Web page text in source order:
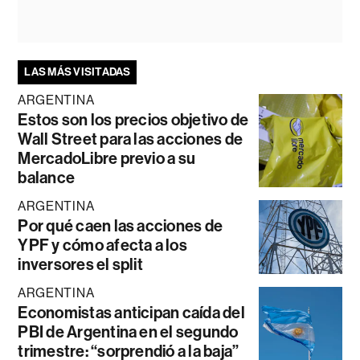
LAS MÁS VISITADAS
ARGENTINA
Estos son los precios objetivo de
Wall Street para las acciones de
MercadoLibre previo a su
balance
ARGENTINA
Por qué caen las acciones de
YPF y cómo afecta a los
inversores el split
ARGENTINA
Economistas anticipan caída del
PBI de Argentina en el segundo
trimestre: “sorprendió a la baja”